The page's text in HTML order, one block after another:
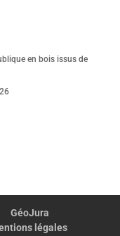
en bois issus de
GéoJura
légales